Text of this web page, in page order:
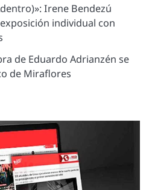
Irene Bendezú
individual con
de Eduardo Adrianzén se
de Miraflores